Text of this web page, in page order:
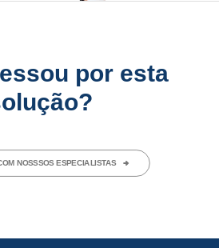
por esta
NOSSSOS ESPECIALISTAS